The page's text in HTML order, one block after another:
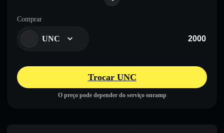
Comprar
UNC
Trocar UNC
O preço pode depender do serviço onramp